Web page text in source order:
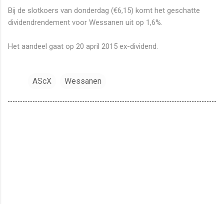
Bij de slotkoers van donderdag (€6,15) komt het geschatte
dividendrendement voor Wessanen uit op 1,6%.
Het aandeel gaat op 20 april 2015 ex-dividend.
AScX Wessanen